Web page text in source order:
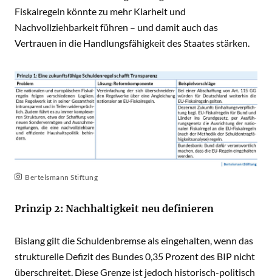
Fiskalregeln könnte zu mehr Klarheit und
Nachvollziehbarkeit führen – und damit auch das
Vertrauen in die Handlungsfähigkeit des Staates stärken.
Bertelsmann Stiftung
Prinzip 2: Nachhaltigkeit neu definieren
Bislang gilt die Schuldenbremse als eingehalten, wenn das
strukturelle Defizit des Bundes 0,35 Prozent des BIP nicht
überschreitet. Diese Grenze ist jedoch historisch-politisch